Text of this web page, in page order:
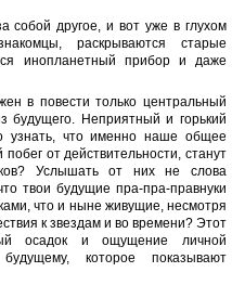
собой другое, и вот уже в глухом
раскрываются старые
инопланетный прибор и даже
в повести только центральный
будущего. Неприятный и горький
узнать, что именно наше общее
от действительности, станут
Услышать от них не слова
твои будущие пра-пра-правнуки
что и ныне живущие, несмотря
к звездам и во времени? Этот
осадок и ощущение личной
которое показывают